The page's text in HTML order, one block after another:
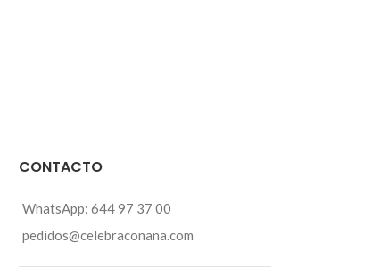
CONTACTO
WhatsApp: 644 97 37 00
pedidos@celebraconana.com